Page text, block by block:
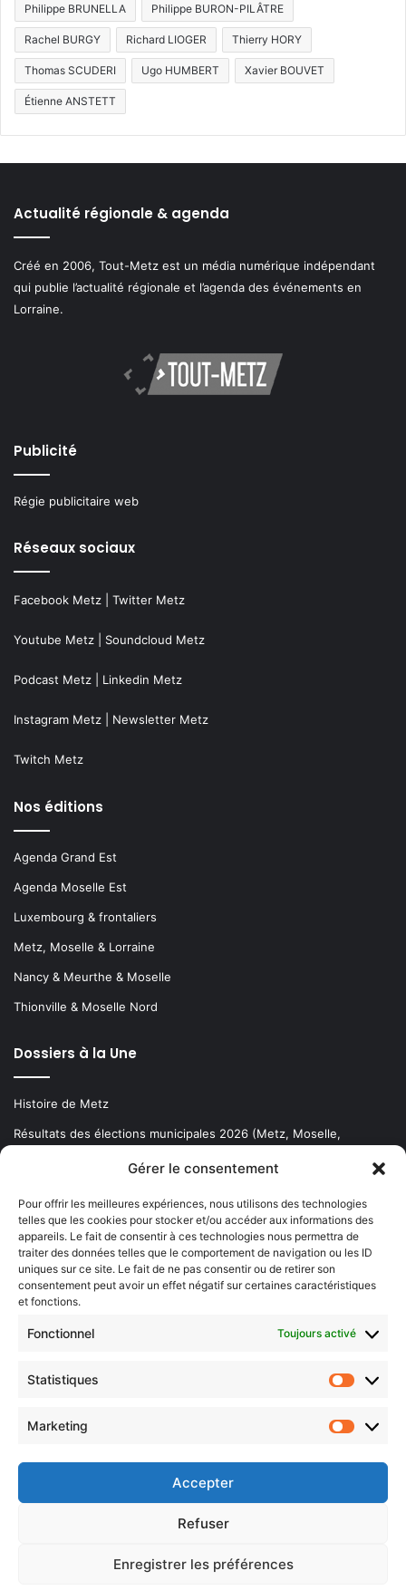
Gérer le consentement
Pour offrir les meilleures expériences, nous utilisons des technologies
telles que les cookies pour stocker et/ou accéder aux informations des
appareils. Le fait de consentir à ces technologies nous permettra de
traiter des données telles que le comportement de navigation ou les ID
uniques sur ce site. Le fait de ne pas consentir ou de retirer son
consentement peut avoir un effet négatif sur certaines caractéristiques
et fonctions.
Fonctionnel Toujours activé
Statistiques
Marketing
Accepter
Refuser
Enregistrer les préférences
Philippe BRUNELLA Philippe BURON-PILÂTRE
Rachel BURGY Richard LIOGER Thierry HORY
Thomas SCUDERI Ugo HUMBERT Xavier BOUVET
Étienne ANSTETT
Actualité régionale & agenda
Créé en 2006, Tout-Metz est un média numérique indépendant
qui publie l’actualité régionale et l’agenda des événements en
Lorraine.
Publicité
Régie publicitaire web
Réseaux sociaux
Facebook Metz Twitter Metz
Youtube Metz Soundcloud Metz
Podcast Metz Linkedin Metz
Instagram Metz Newsletter Metz
Twitch Metz
Nos éditions
Agenda Grand Est
Agenda Moselle Est
Luxembourg & frontaliers
Metz, Moselle & Lorraine
Nancy & Meurthe & Moselle
Thionville & Moselle Nord
Dossiers à la Une
Histoire de Metz
Résultats des élections municipales 2026 (Metz, Moselle,
Newsletter gratuite
Choisissez : matin, soir ou hebdo ?
votre